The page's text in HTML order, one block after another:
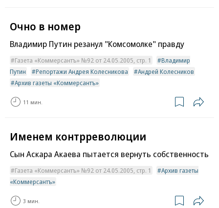
Очно в номер
Владимир Путин резанул "Комсомолке" правду
Газета «Коммерсантъ» №92 от 24.05.2005, стр. 1
Владимир
Путин
Репортажи Андрея Колесникова
Андрей Колесников
Архив газеты «Коммерсантъ»
11 мин.
Именем контрреволюции
Сын Аскара Акаева пытается вернуть собственность
Газета «Коммерсантъ» №92 от 24.05.2005, стр. 1
Архив газеты
«Коммерсантъ»
3 мин.